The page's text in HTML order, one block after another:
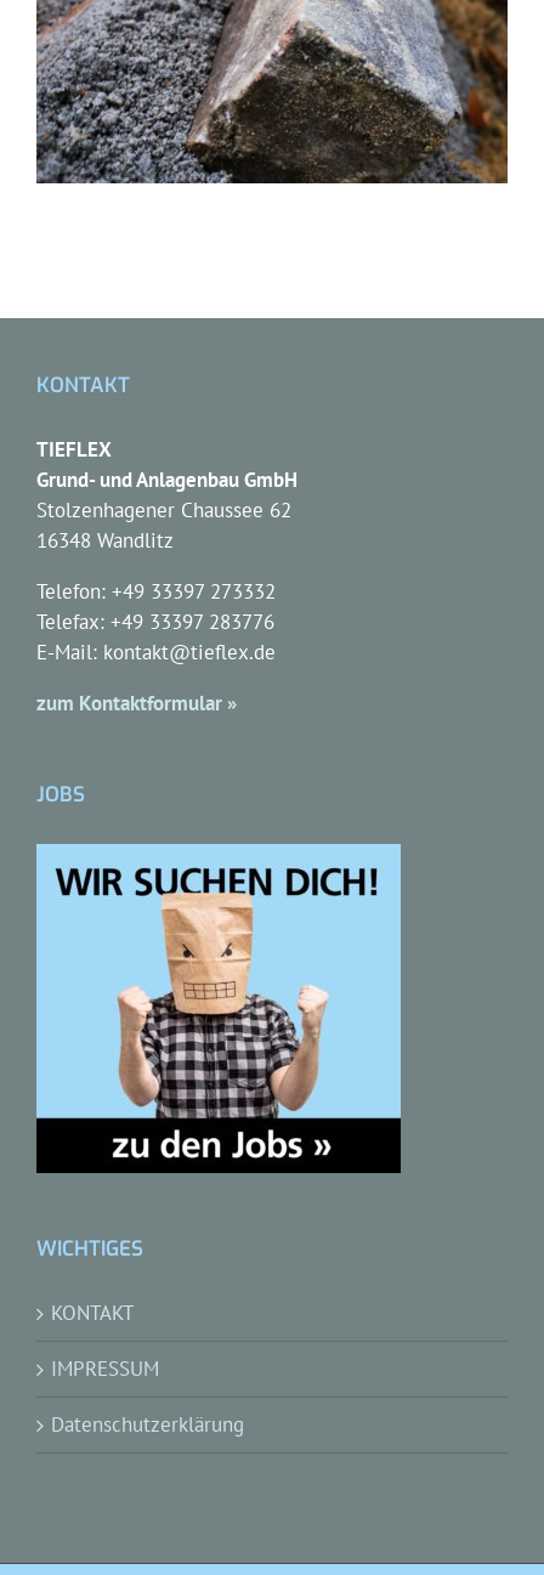
KONTAKT
TIEFLEX
Grund- und Anlagenbau GmbH
Stolzenhagener Chaussee 62
16348 Wandlitz
Telefon: +49 33397 273332
Telefax: +49 33397 283776
E-Mail: kontakt@tieflex.de
zum Kontaktformular »
JOBS
WICHTIGES
KONTAKT
IMPRESSUM
Datenschutzerklärung